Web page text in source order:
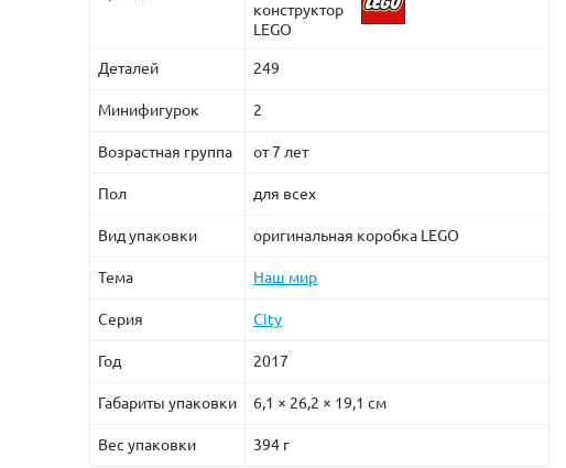
конструктор
LEGO
Деталей 249
Минифигурок 2
Возрастная группа от 7 лет
Пол для всех
Вид упаковки оригинальная коробка LEGO
Тема Наш мир
Серия City
Год 2017
Габариты упаковки 6,1 × 26,2 × 19,1 см
Вес упаковки 394 г